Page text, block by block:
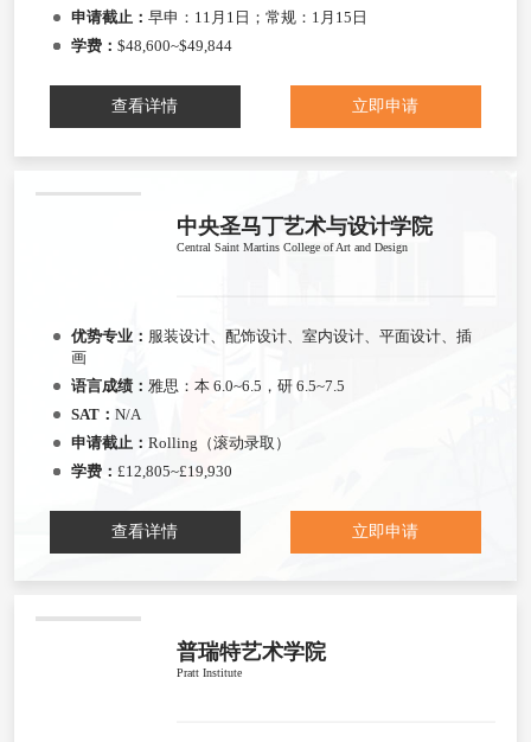
申请截止： 早申：11月1日；常规：1月15日
学费： $48,600~$49,844
查看详情 立即申请
中央圣马丁艺术与设计学院
Central Saint Martins College of Art and Design
优势专业： 服装设计、配饰设计、室内设计、平面设计、插
画
语言成绩： 雅思：本 6.0~6.5，研 6.5~7.5
SAT： N/A
申请截止： Rolling（滚动录取）
学费： £12,805~£19,930
查看详情 立即申请
普瑞特艺术学院
Pratt Institute